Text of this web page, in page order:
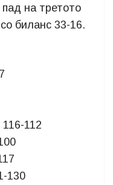
на третото
биланс 33-16.
112
130